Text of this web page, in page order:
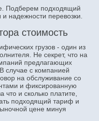
Подберем подходящий
надежности перевозки.
стоимость
грузов - один из
Не секрет, что на
предлагающих
случае с компанией
на обслуживание со
и фиксированную
что и сколько платите,
подходящий тариф и
цене минуя